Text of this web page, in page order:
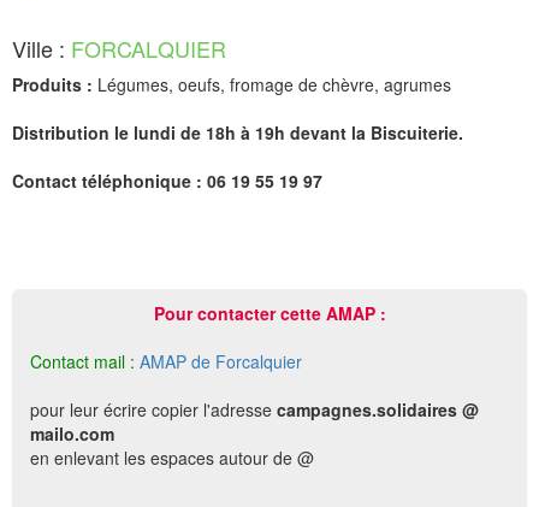
Ville : FORCALQUIER
Produits : Légumes, oeufs, fromage de chèvre, agrumes
Distribution le lundi de 18h à 19h devant la Biscuiterie.
Contact téléphonique : 06 19 55 19 97
Pour contacter cette AMAP :
Contact mail : AMAP de Forcalquier
pour leur écrire copier l'adresse campagnes.solidaires @
mailo.com
en enlevant les espaces autour de @